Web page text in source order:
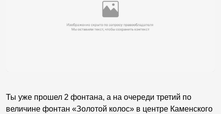
Ты уже прошел 2 фонтана, а на очереди третий по
величине фонтан «Золотой колос» в центре Каменского